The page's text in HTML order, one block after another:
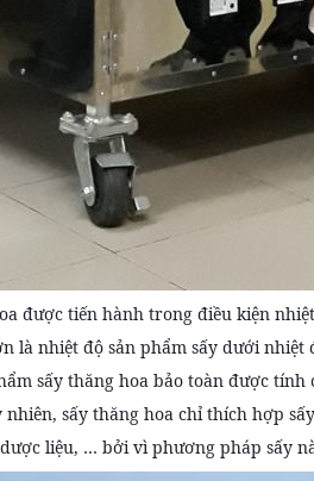
được tiến hành trong điều kiện
là nhiệt độ sản phẩm sấy dưới
sấy thăng hoa bảo toàn được
sấy thăng hoa chỉ thích hợp
liệu, … bởi vì phương pháp sấy